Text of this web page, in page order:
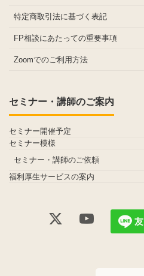
特定商取引法に基づく表記
FP相談にあたっての重要事項
Zoomでのご利用方法
セミナー・講師のご案内
セミナー開催予定
セミナー模様
セミナー・講師のご依頼
福利厚生サービスの案内